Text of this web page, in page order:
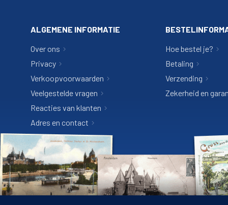
ALGEMENE INFORMATIE
Over ons
Privacy
Verkoopvoorwaarden
Veelgestelde vragen
Reacties van klanten
Adres en contact
Hoe bestel je?
Betaling
Verzending
Zekerheid en